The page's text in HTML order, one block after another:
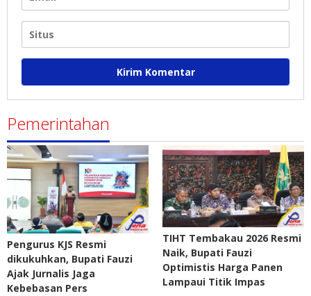
Pemerintahan
Pengurus KJS Resmi
dikukuhkan, Bupati Fauzi
Ajak Jurnalis Jaga
Kebebasan Pers
TIHT Tembakau 2026 Resmi
Naik, Bupati Fauzi
Optimistis Harga Panen
Lampaui Titik Impas